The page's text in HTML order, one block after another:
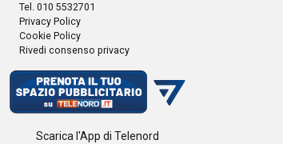
Tel. 010 5532701
Privacy Policy
Cookie Policy
Rivedi consenso privacy
Scarica l'App di Telenord